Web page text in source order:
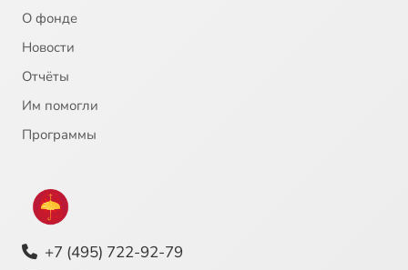
О фонде
Новости
Отчёты
Им помогли
Программы
+7 (495) 722-92-79